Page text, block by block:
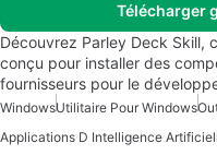
Télécharger
Découvrez Parley Deck Skill,
conçu pour installer des
fournisseurs pour le
WindowsUtilitaire Pour Windows
Applications D Intelligence